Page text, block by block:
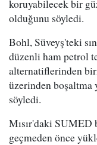
koruyabilecek bir
olduğunu söyledi.
Bohl, Süveyş'teki
düzenli ham petrol
alternatiflerinden
üzerinden boşaltma
söyledi.
Mısır'daki SUMED
geçmeden önce